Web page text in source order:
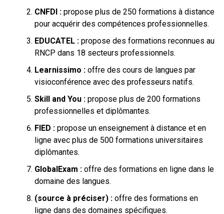
CNFDI :propose plus de 250 formations à distance
pour acquérir des compétences professionnelles.
EDUCATEL :propose des formations reconnues au
RNCP dans 18 secteurs professionnels.
Learnissimo :offre des cours de langues par
visioconférence avec des professeurs natifs.
Skill and You :propose plus de 200 formations
professionnelles et diplômantes.
FIED :propose un enseignement à distance et en
ligne avec plus de 500 formations universitaires
diplômantes.
GlobalExam :offre des formations en ligne dans le
domaine des langues.
(source à préciser) :offre des formations en
ligne dans des domaines spécifiques.